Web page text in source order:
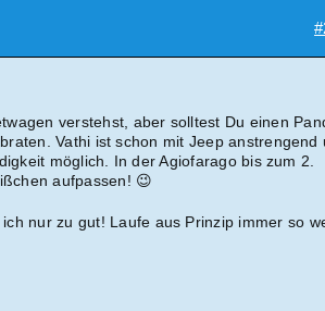
verstehst, aber solltest Du einen
Vathi ist schon mit Jeep anstrengend
möglich. In der Agiofarago bis zum 2.
aufpassen! 😉
nur zu gut! Laufe aus Prinzip immer so